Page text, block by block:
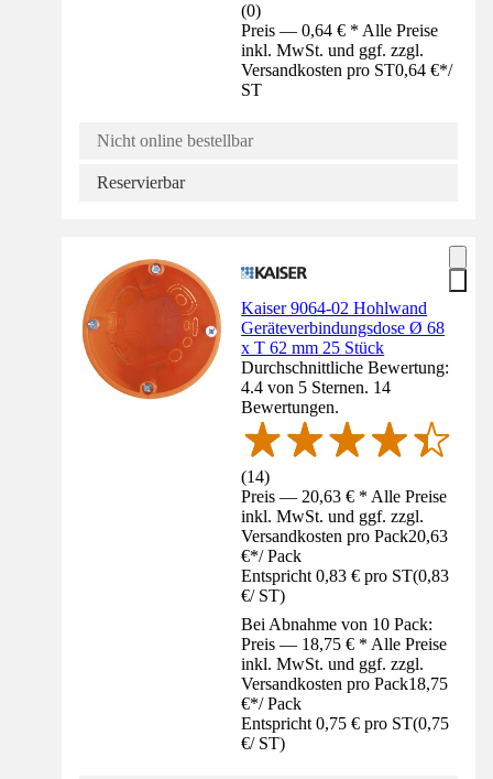
(0)
Preis — 0,64 € * Alle Preise
inkl. MwSt. und ggf. zzgl.
Versandkosten pro ST0,64 €*/
ST
Nicht online bestellbar
Reservierbar
Kaiser 9064-02 Hohlwand
Geräteverbindungsdose Ø 68
x T 62 mm 25 Stück
Durchschnittliche Bewertung:
4.4 von 5 Sternen. 14
Bewertungen.
(14)
Preis — 20,63 € * Alle Preise
inkl. MwSt. und ggf. zzgl.
Versandkosten pro Pack20,63
€*/ Pack
Entspricht 0,83 € pro ST(0,83
€/ ST)
Bei Abnahme von 10 Pack:
Preis — 18,75 € * Alle Preise
inkl. MwSt. und ggf. zzgl.
Versandkosten pro Pack18,75
€*/ Pack
Entspricht 0,75 € pro ST(0,75
€/ ST)